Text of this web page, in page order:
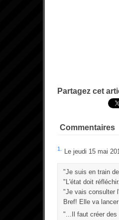
Partagez cet
Commentaires
1. Le jeudi 15 mai
"Je suis en train
"L'état doit
"Je vais consulter
Bref! Elle va
"...Il faut créer des